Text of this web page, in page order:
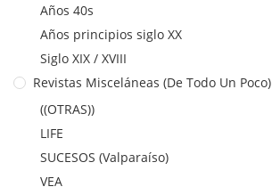
Años 40s
Años principios siglo XX
Siglo XIX / XVIII
Revistas Misceláneas (De Todo Un Poco)
((OTRAS))
LIFE
SUCESOS (Valparaíso)
VEA